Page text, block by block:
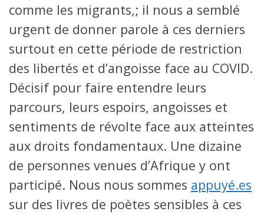
comme les migrants,; il nous a semblé
urgent de donner parole à ces derniers
surtout en cette période de restriction
des libertés et d’angoisse face au COVID.
Décisif pour faire entendre leurs
parcours, leurs espoirs, angoisses et
sentiments de révolte face aux atteintes
aux droits fondamentaux. Une dizaine
de personnes venues d’Afrique y ont
participé. Nous nous sommes appuyé.es
sur des livres de poètes sensibles à ces